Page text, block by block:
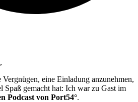
eine Einladung anzunehmen,
Spaß gemacht hat: Ich war zu Gast im
Podcast von Port54°.